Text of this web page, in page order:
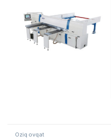
Oziq ovqat